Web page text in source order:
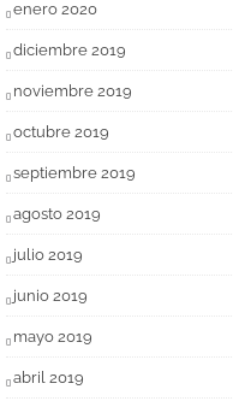
enero 2020
diciembre 2019
noviembre 2019
octubre 2019
septiembre 2019
agosto 2019
julio 2019
junio 2019
mayo 2019
abril 2019